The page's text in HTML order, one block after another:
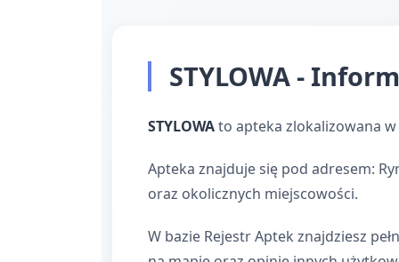
STYLOWA -
STYLOWAto apteka zlokalizowana
Apteka znajduje się pod adresem:
oraz okolicznych miejscowości.
W bazie Rejestr Aptek znajdziesz